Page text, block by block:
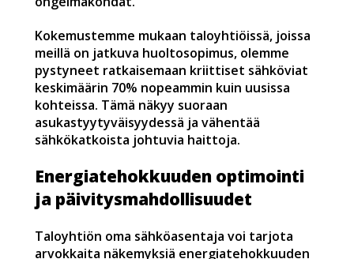
Kokemustemme mukaan taloyhtiöissä, joissa
meillä on jatkuva huoltosopimus, olemme
pystyneet ratkaisemaan kriittiset sähköviat
keskimäärin 70% nopeammin kuin uusissa
kohteissa. Tämä näkyy suoraan
asukastyytyväisyydessä ja vähentää
sähkökatkoista johtuvia haittoja.
Energiatehokkuuden optimointi
ja päivitysmahdollisuudet
Taloyhtiön oma sähköasentaja voi tarjota
arvokkaita näkemyksiä energiatehokkuuden